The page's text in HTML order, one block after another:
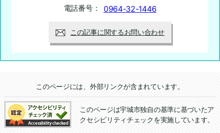
電話番号：
0964-32-1446
この記事に関するお問い合わせ
追加情報：外部リンク
このページには、外部リンクが含まれています。
追加情報：アクセシビリティチェック
このページは宇城市独自の基準に基づいたア
クセシビリティチェックを実施しています。